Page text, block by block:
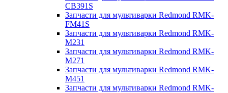
CB391S
Запчасти для мультиварки Redmond RMK-
FM41S
Запчасти для мультиварки Redmond RMK-
M231
Запчасти для мультиварки Redmond RMK-
M271
Запчасти для мультиварки Redmond RMK-
M451
Запчасти для мультиварки Redmond RMK-